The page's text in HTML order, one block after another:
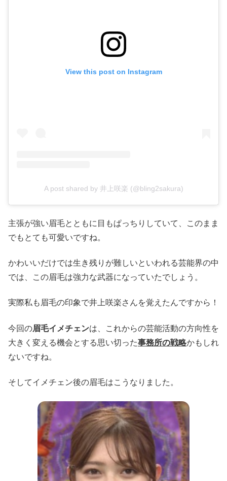
View this post on Instagram
A post shared by 井上咲楽 (@bling2sakura)
主張が強い眉毛とともに目もぱっちりしていて、このまま
でもとても可愛いですね。
かわいいだけでは生き残りが難しいといわれる芸能界の中
では、この眉毛は強力な武器になっていたでしょう。
実際私も眉毛の印象で井上咲楽さんを覚えたんですから！
今回の眉毛イメチェンは、これからの芸能活動の方向性を
大きく変える機会とする思い切った事務所の戦略かもしれ
ないですね。
そしてイメチェン後の眉毛はこうなりました。